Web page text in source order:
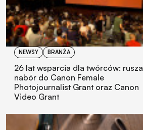
NEWSY BRANŻA
26 lat wsparcia dla twórców: rusza
nabór do Canon Female
Photojournalist Grant oraz Canon
Video Grant